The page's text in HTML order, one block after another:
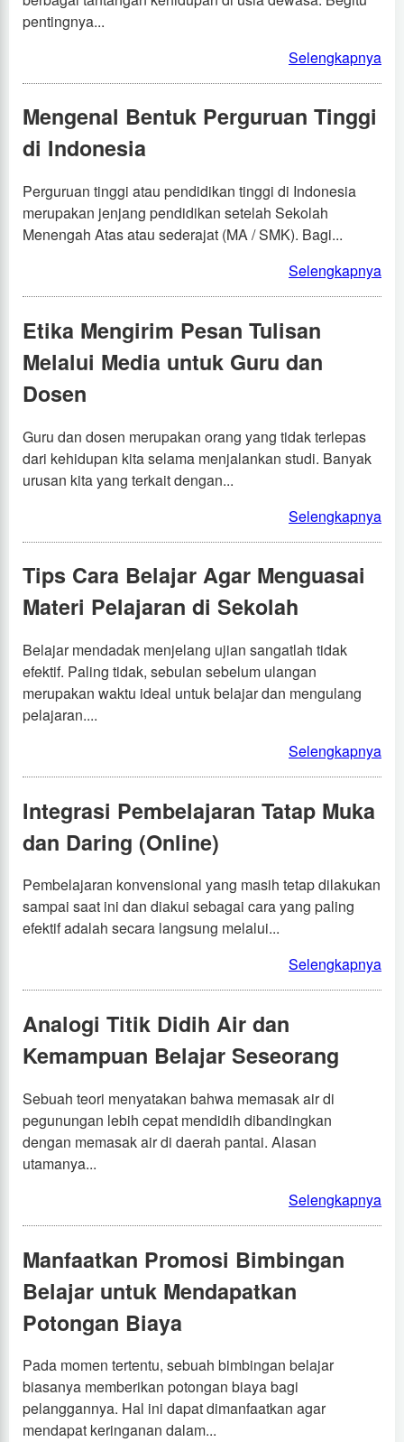
pentingnya...
Selengkapnya
Mengenal Bentuk Perguruan Tinggi
di Indonesia
Perguruan tinggi atau pendidikan tinggi di Indonesia
merupakan jenjang pendidikan setelah Sekolah
Menengah Atas atau sederajat (MA / SMK). Bagi...
Selengkapnya
Etika Mengirim Pesan Tulisan
Melalui Media untuk Guru dan
Dosen
Guru dan dosen merupakan orang yang tidak terlepas
dari kehidupan kita selama menjalankan studi. Banyak
urusan kita yang terkait dengan...
Selengkapnya
Tips Cara Belajar Agar Menguasai
Materi Pelajaran di Sekolah
Belajar mendadak menjelang ujian sangatlah tidak
efektif. Paling tidak, sebulan sebelum ulangan
merupakan waktu ideal untuk belajar dan mengulang
pelajaran....
Selengkapnya
Integrasi Pembelajaran Tatap Muka
dan Daring (Online)
Pembelajaran konvensional yang masih tetap dilakukan
sampai saat ini dan diakui sebagai cara yang paling
efektif adalah secara langsung melalui...
Selengkapnya
Analogi Titik Didih Air dan
Kemampuan Belajar Seseorang
Sebuah teori menyatakan bahwa memasak air di
pegunungan lebih cepat mendidih dibandingkan
dengan memasak air di daerah pantai. Alasan
utamanya...
Selengkapnya
Manfaatkan Promosi Bimbingan
Belajar untuk Mendapatkan
Potongan Biaya
Pada momen tertentu, sebuah bimbingan belajar
biasanya memberikan potongan biaya bagi
pelanggannya. Hal ini dapat dimanfaatkan agar
mendapat keringanan dalam...